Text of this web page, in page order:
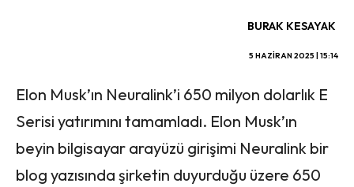
BURAK KESAYAK
5 HAZIRAN 2025 | 15:14
Elon Musk’ın Neuralink’i 650 milyon dolarlık E
Serisi yatırımını tamamladı. Elon Musk’ın
beyin bilgisayar arayüzü girişimi Neuralink bir
blog yazısında şirketin duyurduğu üzere 650